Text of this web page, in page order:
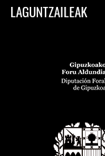
LAGUNTZAILEAK